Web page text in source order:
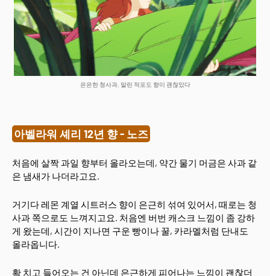
은은한 청사과, 말린 적포도 향이 괜찮았다
아벨라워 셰리 12년 향 - 노즈
처음에 살짝 과일 향부터 올라오는데, 약간 물기 머금은 사과 같
은 냄새가 나더라고요.
거기다 레몬 계열 시트러스 향이 은근히 섞여 있어서, 때로는 청
사과 쪽으로도 느껴지고요. 처음엔 버번 캐스크 느낌이 좀 강하
게 왔는데, 시간이 지나면 구운 빵이나 꿀, 카라멜처럼 단내도
올라옵니다.
확 치고 들어오는 건 아닌데 은근하게 피어나는 느낌이 괜찮더